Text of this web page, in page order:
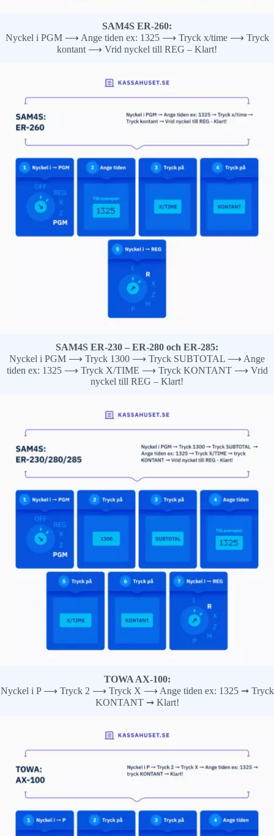
SAM4S ER-260:
Nyckel i PGM ⟶ Ange tiden ex: 1325 ⟶ Tryck x/time ⟶ Tryck
kontant ⟶ Vrid nyckel till REG – Klart!
SAM4S ER-230 – ER-280 och ER-285:
Nyckel i PGM ⟶ Tryck 1300 ⟶ Tryck SUBTOTAL ⟶ Ange
tiden ex: 1325 ⟶ Tryck X/TIME ⟶ Tryck KONTANT ⟶ Vrid
nyckel till REG – Klart!
TOWA AX-100:
Nyckel i P ⟶ Tryck 2 ⟶ Tryck X ⟶ Ange tiden ex: 1325 ➞ Tryck
KONTANT ➞ Klart!